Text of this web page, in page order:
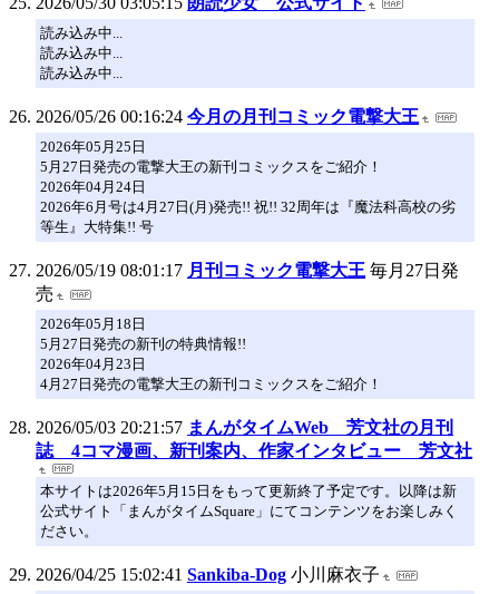
読み込み中...
読み込み中...
読み込み中...
2026/05/26 00:16:24 今月の月刊コミック電撃大王
2026年05月25日
5月27日発売の電撃大王の新刊コミックスをご紹介！
2026年04月24日
2026年6月号は4月27日(月)発売!! 祝!! 32周年は『魔法科高校の劣
等生』大特集!! 号
2026/05/19 08:01:17 月刊コミック電撃大王 毎月27日発
売
2026年05月18日
5月27日発売の新刊の特典情報!!
2026年04月23日
4月27日発売の電撃大王の新刊コミックスをご紹介！
2026/05/03 20:21:57 まんがタイムWeb 芳文社の月刊
誌 4コマ漫画、新刊案内、作家インタビュー 芳文社
本サイトは2026年5月15日をもって更新終了予定です。以降は新
公式サイト「まんがタイムSquare」にてコンテンツをお楽しみく
ださい。
2026/04/25 15:02:41 Sankiba-Dog 小川麻衣子